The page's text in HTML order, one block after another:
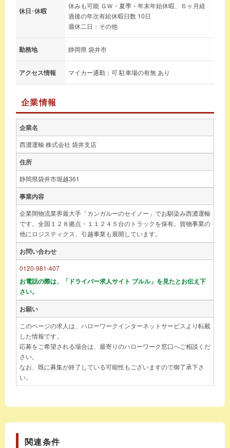
休日･休暇
休みも可能 ＧＷ・夏季・年末年始休暇、６ヶ月経
過後の年次有給休暇日数 10日
週休二日：その他
勤務地 静岡県 袋井市
アクセス情報 マイカー通勤：可 駐車場の有無 あり
企業情報
企業名
西濃運輸 株式会社 袋井支店
住所
静岡県袋井市堀越361
事業内容
企業間物流業界最大手「カンガルーのセイノー」でお馴染み西濃運輸
です。全国１２８拠点・１１２４５台のトラックを保有。貨物事業の
他にロジスティクス、引越事業も展開しています。
お問い合わせ
0120-981-407
お電話の際は、「ドライバー求人サイト ブルル」を見たとお伝え下
さい。
お願い
このページの求人は、ハローワークインターネットサービスより転載
した情報です。
応募をご希望される場合は、最寄りのハローワーク窓口へご相談くだ
さい。
なお、既に募集が終了している可能性もございますので御了承下さ
い。
関連条件